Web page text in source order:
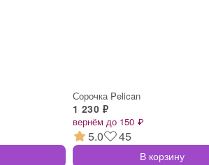
Сорочка Pelican
1 230 ₽
вернём до 150 ₽
5.0 45
В корзину